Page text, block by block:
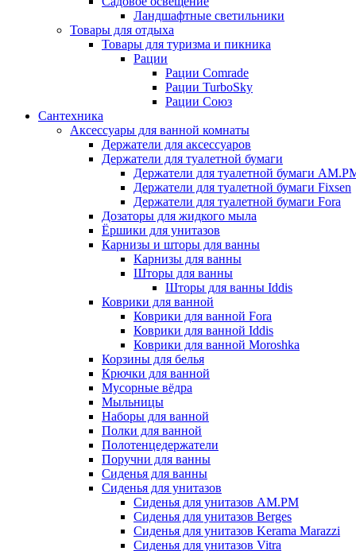
Ландшафтные светильники
Товары для отдыха
Товары для туризма и пикника
Рации
Рации Comrade
Рации TurboSky
Рации Союз
Сантехника
Аксессуары для ванной комнаты
Держатели для аксессуаров
Держатели для туалетной бумаги
Держатели для туалетной бумаги
Держатели для туалетной бумаги Fixsen
Держатели для туалетной бумаги Fora
Дозаторы для жидкого мыла
Ёршики для унитазов
Карнизы и шторы для ванны
Карнизы для ванны
Шторы для ванны
Шторы для ванны Iddis
Коврики для ванной
Коврики для ванной Fora
Коврики для ванной Iddis
Коврики для ванной Moroshka
Корзины для белья
Крючки для ванной
Мусорные вёдра
Мыльницы
Наборы для ванной
Полки для ванной
Полотенцедержатели
Поручни для ванны
Сиденья для ванны
Сиденья для унитазов
Сиденья для унитазов AM.PM
Сиденья для унитазов Berges
Сиденья для унитазов Kerama Marazzi
Сиденья для унитазов Vitra